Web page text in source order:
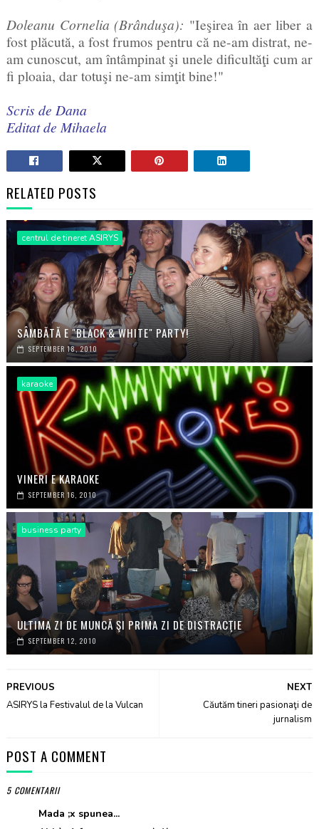
Doleanu Cornelia (Brânduşa): "Ieşirea în aer liber a
fost plăcută, a fost frumos pentru că ne-am distrat, ne-
am cunoscut, am întâmpinat şi unele dificultăţi cum ar
fi ploaia, dar totuşi ne-am simţit bine!"
Scris de Dana
Editat de Mihaela
RELATED POSTS
centrul de tineret ASIRYS
SÂMBĂTĂ E "BLACK & WHITE" PARTY!
SEPTEMBER 18, 2010
karaoke
VINERI E KARAOKE
SEPTEMBER 16, 2010
business party
ULTIMA ZI DE MUNCĂ ŞI PRIMA ZI DE DISTRACŢIE
SEPTEMBER 12, 2010
NEXT
Căutăm tineri pasionaţi de
jurnalism
PREVIOUS
ASIRYS la Festivalul de la Vulcan
POST A COMMENT
5 COMENTARII
Mada ;x spunea...